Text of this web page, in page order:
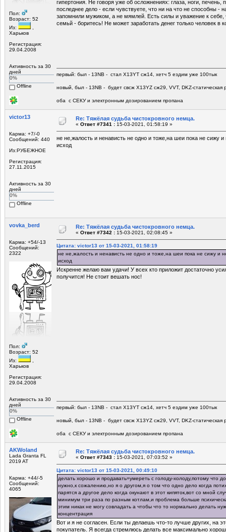
Пол:
Возраст: 52
Из:
Харьков
Регистрация:
29.04.2008
Активность за 30
дней
0%
Offline
гипертония. Не говоря уже об осложнениях: глаза, ноги, печень,
последнее дело - если чувствуете, что ни на что не способны -
запомнили мужиком, а не мямлей. Есть силы и уважение к себе,
семьй - боритесь! Не может заработать денег только человек в
первый: был - 13NB - стал Х13YT сж14, хетч 5 ездим уже 100тык
новый, был - 13NB - будет свсж Х13YZ сж29, VVT, DKZ-статическая
оба с СЕКУ и электронным дозированием пропана
victor13
Карма: +7/-0
Сообщений: 440
Из:РУБЕЖНОЕ
Регистрация:
27.11.2015
Активность за 30
дней
0%
Offline
Re: Тяжёлая судьба чистокровного немца.
« Ответ #7341 : 15-03-2021, 01:58:19 »
не не,жалость и ненависть не одно и тоже,на шеи пока не сижу
исход
vovka_berd
Карма: +54/-13
Сообщений:
2322
Пол:
Возраст: 52
Из:
Харьков
Регистрация:
29.04.2008
Активность за 30
дней
0%
Offline
Re: Тяжёлая судьба чистокровного немца.
« Ответ #7342 : 15-03-2021, 02:08:45 »
Цитата: victor13 от 15-03-2021, 01:58:19
не не,жалость и ненависть не одно и тоже,на шеи пока не сижу и
исход
Искренне желаю вам удачи! У всех кто приложит достаточно
получится! Не стоит вешать нос!
первый: был - 13NB - стал Х13YT сж14, хетч 5 ездим уже 100тык
новый, был - 13NB - будет свсж Х13YZ сж29, VVT, DKZ-статическая
оба с СЕКУ и электронным дозированием пропана
AKWoland
Lada Granta FL
2019 AT
Карма: +44/-5
Сообщений:
4065
Re: Тяжёлая судьба чистокровного немца.
« Ответ #7343 : 15-03-2021, 07:03:52 »
Цитата: victor13 от 15-03-2021, 00:49:10
делать хорошо и продавать=умереть с голоду-холоду,потому что
нужно,к сожалению,но я о другом,я о том что одно дело когда
парятся а другое дело когда окунают в этот кипяток,вот со мной
минимум три раза по разным котлам,и проблема больше
этим никак не могу совладать а чтобы что то нормально делать
концентрация
Вот и я не согласен. Если ты делаешь что-то лучше других, на
покупатель. Я всегда стремлюсь делать все максимально